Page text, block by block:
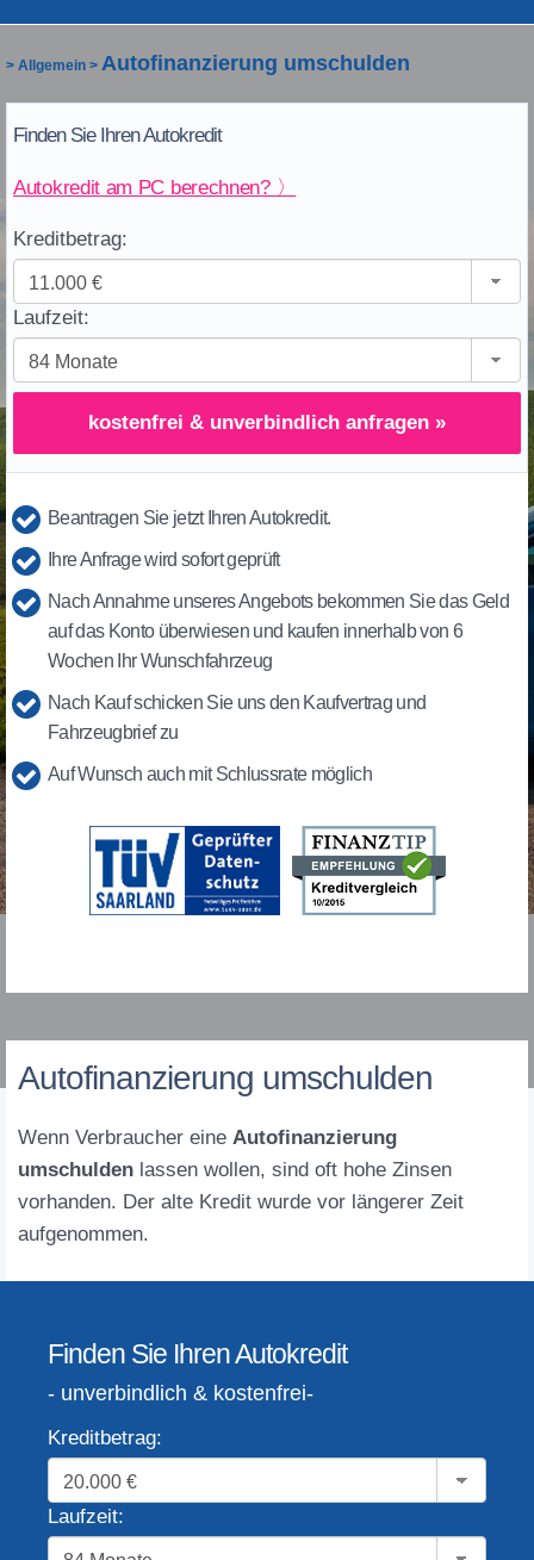
> Allgemein > Autofinanzierung umschulden
Finden Sie Ihren Autokredit
Autokredit am PC berechnen? 〉
Kreditbetrag:
Laufzeit:
kostenfrei & unverbindlich anfragen »
Beantragen Sie jetzt Ihren Autokredit.
Ihre Anfrage wird sofort geprüft
Nach Annahme unseres Angebots bekommen Sie das Geld
auf das Konto überwiesen und kaufen innerhalb von 6
Wochen Ihr Wunschfahrzeug
Nach Kauf schicken Sie uns den Kaufvertrag und
Fahrzeugbrief zu
Auf Wunsch auch mit Schlussrate möglich
Autofinanzierung umschulden
Wenn Verbraucher eine Autofinanzierung
umschulden lassen wollen, sind oft hohe Zinsen
vorhanden. Der alte Kredit wurde vor längerer Zeit
aufgenommen.
Finden Sie Ihren Autokredit
- unverbindlich & kostenfrei-
Kreditbetrag:
Laufzeit: